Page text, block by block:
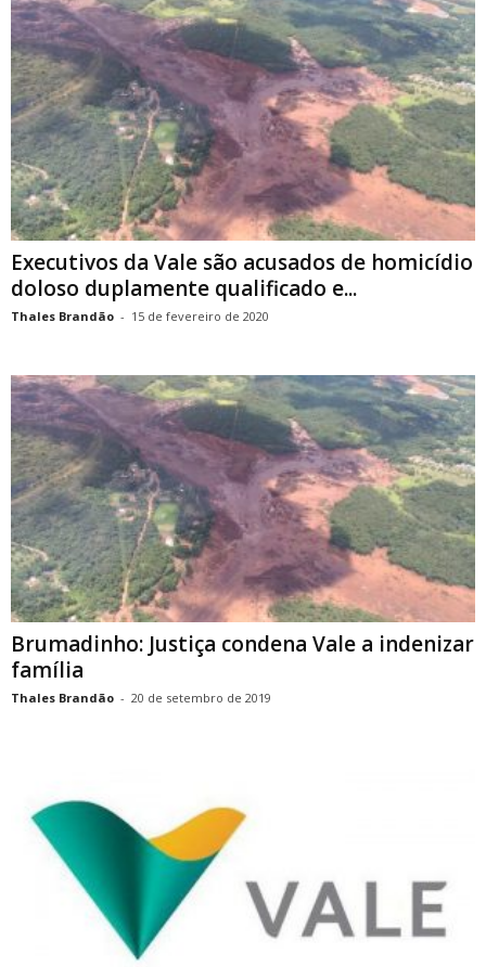
Executivos da Vale são acusados de homicídio
doloso duplamente qualificado e...
Thales Brandão - 15 de fevereiro de 2020
Brumadinho: Justiça condena Vale a indenizar
família
Thales Brandão - 20 de setembro de 2019